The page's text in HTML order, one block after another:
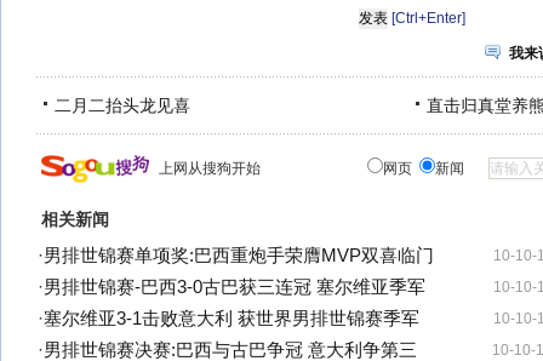
[Ctrl+Enter]
我来
二月二抬头龙见喜 直击归真堂养
上网从搜狗开始 网页 新闻
相关新闻
10-10-
·男排世锦赛单项奖:巴西重炮手荣膺MVP双喜临门
10-10-
·男排世锦赛-巴西3-0古巴获三连冠 塞尔维亚季军
10-10-
·塞尔维亚3-1击败意大利 获世界男排世锦赛季军
10-10-
·男排世锦赛决赛:巴西与古巴争冠 意大利争第三